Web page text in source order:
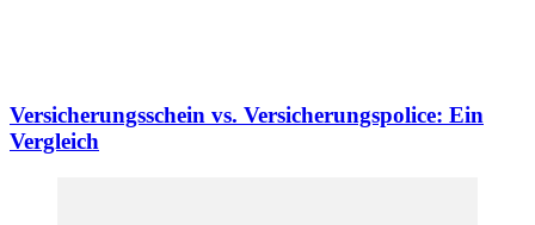
Versicherungsschein vs. Versicherungspolice: Ein
Vergleich